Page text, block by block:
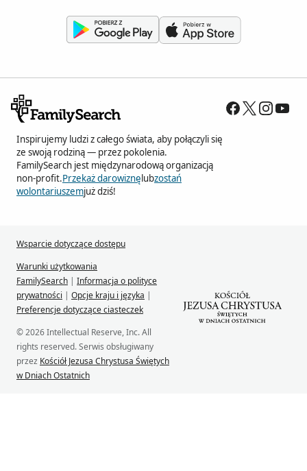
Inspirujemy ludzi z całego świata, aby połączyli się
ze swoją rodziną — przez pokolenia.
FamilySearch jest międzynarodową organizacją
non-profit.Przekaż darowiznęlubzostań
wolontariuszemjuż dziś!
Wsparcie dotyczące dostępu
Warunki użytkowania
FamilySearch | Informacja o polityce
prywatności | Opcje kraju i języka |
Preferencje dotyczące ciasteczek
© 2026 Intellectual Reserve, Inc. All
rights reserved. Serwis obsługiwany
przez Kościół Jezusa Chrystusa Świętych
w Dniach Ostatnich